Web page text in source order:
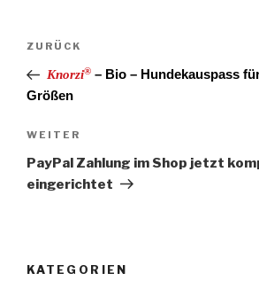
Beitragsnavigation
Vorheriger
Beitrag
ZURÜCK
Knorzi® – Bio – Hundekauspass
Größen
Nächster
Beitrag
WEITER
PayPal Zahlung im Shop jetzt
eingerichtet
KATEGORIEN